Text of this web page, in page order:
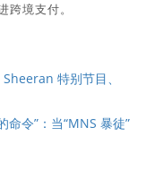
跨境支付。
特别节目、
命令”：当“MNS 暴徒”